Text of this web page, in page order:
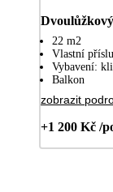
22 m2
Vlastní
Vybavení:
Balkon
zobrazit
+1 200 Kč /